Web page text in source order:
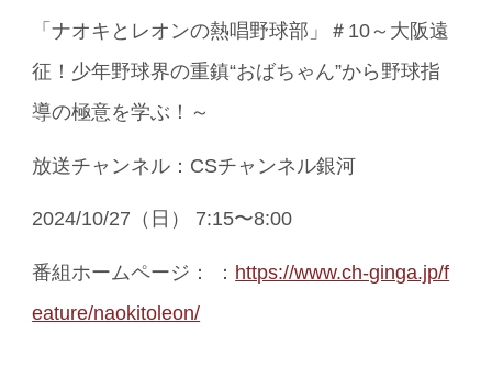
「ナオキとレオンの熱唱野球部」＃10～大阪遠
征！少年野球界の重鎮“おばちゃん”から野球指
導の極意を学ぶ！～
放送チャンネル：CSチャンネル銀河
2024/10/27（日） 7:15〜8:00
番組ホームページ： ： https://www.ch-ginga.jp/f
eature/naokitoleon/